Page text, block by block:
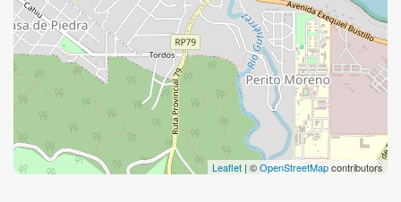
Leaflet | ©OpenStreetMapcontributors